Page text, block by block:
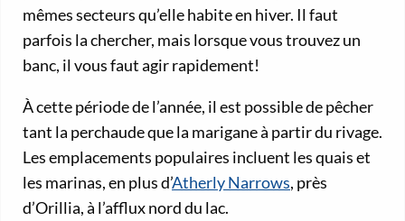
mêmes secteurs qu’elle habite en hiver. Il faut
parfois la chercher, mais lorsque vous trouvez un
banc, il vous faut agir rapidement!
À cette période de l’année, il est possible de pêcher
tant la perchaude que la marigane à partir du rivage.
Les emplacements populaires incluent les quais et
les marinas, en plus d’Atherly Narrows, près
d’Orillia, à l’afflux nord du lac.